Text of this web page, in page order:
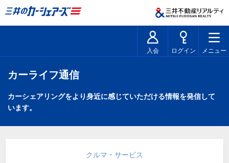
入会 ログイン メニュー
カーライフ通信
カーシェアリングをより身近に感じていただける情報を発信して
います。
クルマ・サービス